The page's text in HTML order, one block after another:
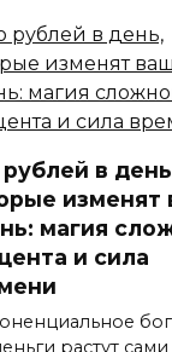
в
изменят
магия
и сила
растут сами